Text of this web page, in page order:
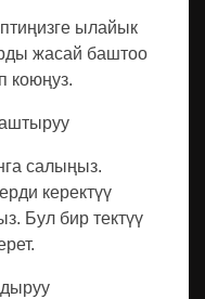
ылайык
жасай баштоо
коюңуз.
салыңыз.
керектүү
Бул бир тектүү